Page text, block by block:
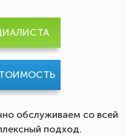
обслуживаем со всей
подход.